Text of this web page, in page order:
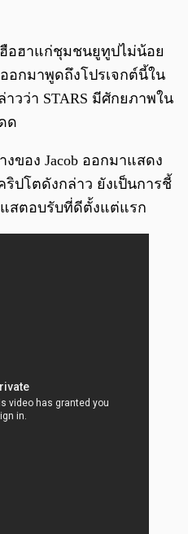
ฮือฮาแก่ชุมชนยูทูปไม่น้อย
ออกมาพูดถึงโปรเจกต์นี้ใน
วว่า STARS มีศักยภาพใน
ด
ของ Jacob ออกมาแสดง
ริปโตดังกล่าว ยังเป็นการชี้
แสตอบรับที่ดีตั้งแต่แรก